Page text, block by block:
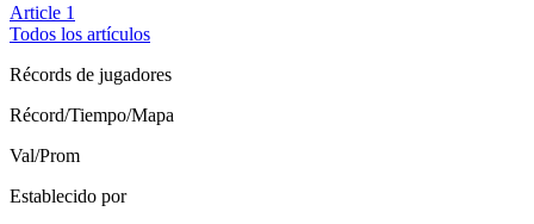
Article 1
Todos los artículos
Récords de jugadores
Récord/Tiempo/Mapa
Val/Prom
Establecido por